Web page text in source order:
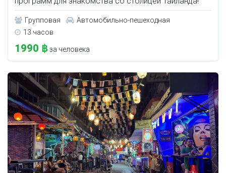
Групповая
Автомобильно-пешеходная
13 часов
1990 ฿за человека